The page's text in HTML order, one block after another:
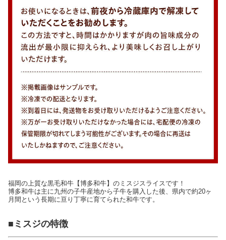
福岡の上質な黒毛和牛【博多和牛】のミスジスライスです！
博多和牛は主に九州の子牛産地から子牛を購入した後、県内で約20ヶ
月間という長期に亘り丁寧に育てられた和牛です。
■ミスジの特徴